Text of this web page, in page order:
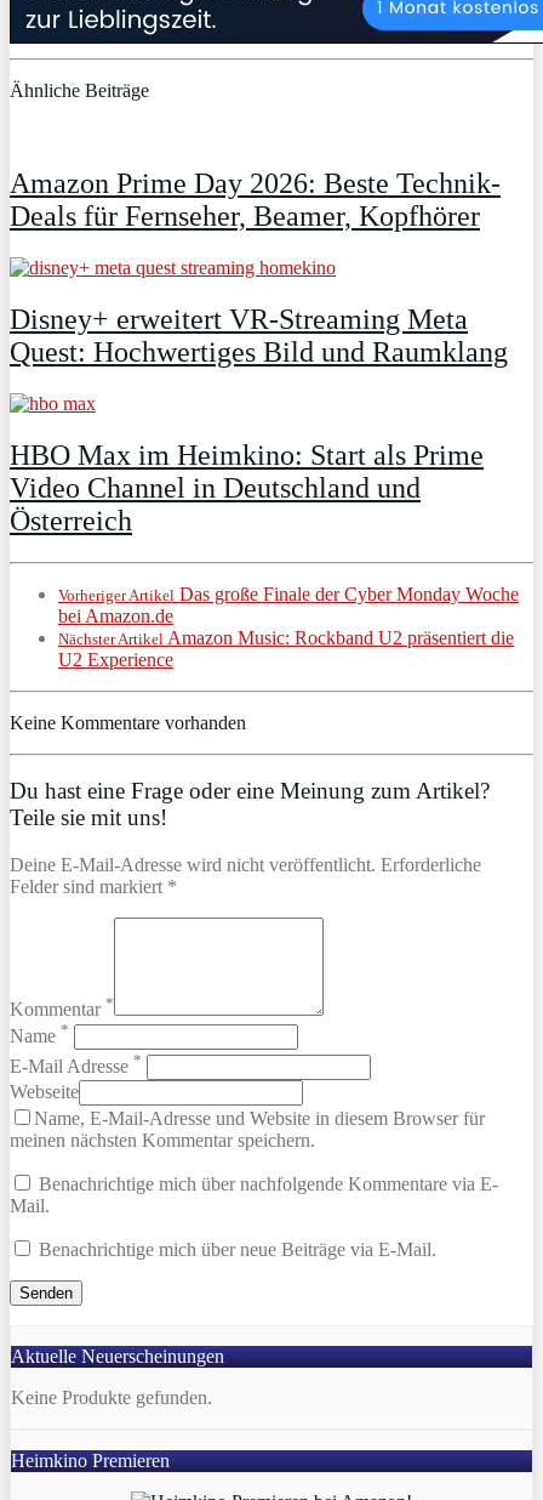
Ähnliche Beiträge
Amazon Prime Day 2026: Beste Technik-
Deals für Fernseher, Beamer, Kopfhörer
Disney+ erweitert VR‑Streaming Meta
Quest: Hochwertiges Bild und Raumklang
HBO Max im Heimkino: Start als Prime
Video Channel in Deutschland und
Österreich
Vorheriger Artikel Das große Finale der Cyber Monday Woche
bei Amazon.de
Nächster Artikel Amazon Music: Rockband U2 präsentiert die
U2 Experience
Keine Kommentare vorhanden
Du hast eine Frage oder eine Meinung zum Artikel?
Teile sie mit uns!
Deine E-Mail-Adresse wird nicht veröffentlicht. Erforderliche
Felder sind markiert *
Kommentar *
Name *
E-Mail Adresse *
Webseite
Name, E-Mail-Adresse und Website in diesem Browser für
meinen nächsten Kommentar speichern.
Benachrichtige mich über nachfolgende Kommentare via E-
Mail.
Benachrichtige mich über neue Beiträge via E-Mail.
Aktuelle Neuerscheinungen
Keine Produkte gefunden.
Heimkino Premieren